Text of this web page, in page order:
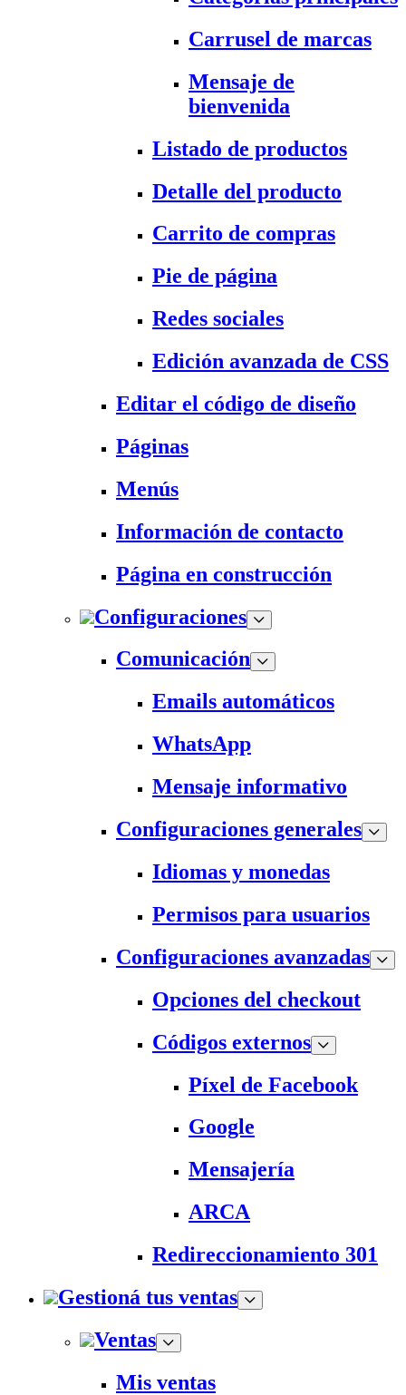
Carrusel de marcas
Mensaje de
bienvenida
Listado de productos
Detalle del producto
Carrito de compras
Pie de página
Redes sociales
Edición avanzada de CSS
Editar el código de diseño
Páginas
Menús
Información de contacto
Página en construcción
Configuraciones
Comunicación
Emails automáticos
WhatsApp
Mensaje informativo
Configuraciones generales
Idiomas y monedas
Permisos para usuarios
Configuraciones avanzadas
Opciones del checkout
Códigos externos
Píxel de Facebook
Google
Mensajería
ARCA
Redireccionamiento 301
Gestioná tus ventas
Ventas
Mis ventas